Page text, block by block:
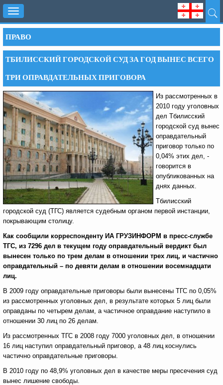
Toggle
navigation
ПРАВО
ТБИЛИССКИЙ ГОРОДСКОЙ СУД ЗА ГОД ВЫНЕС ВСЕГО
ТРИ ОПРАВДАТЕЛЬНЫХ ПРИГОВОРА
Из рассмотренных в
2010 году уголовных
дел Тбилисский
городской суд вынес
оправдательный
приговор только по
0,04% этих дел, -
говорится в
опубликованных на
днях данных.
Тбилисский
городской суд (ТГС) является судебным органом первой инстанции,
покрывающим столицу.
Как сообщили корреспонденту ИА ГРУЗИНФОРМ в пресс-службе
ТГС, из 7296 дел в текущем году оправдательный вердикт был
вынесен только по трем делам в отношении трех лиц, и частично
оправдательный – по девяти делам в отношении восемнадцати
лиц.
В 2009 году оправдательные приговоры были вынесены ТГС по 0,05%
из рассмотренных уголовных дел, в результате которых 5 лиц были
оправданы по четырем делам, а частичное оправдание наступило в
отношении 30 лиц по 26 делам.
Из рассмотренных ТГС в 2008 году 7000 уголовных дел, в отношении
16 лиц наступил оправдательный приговор, а 48 лиц коснулись
частично оправдательные приговоры.
В 2010 году по 48,9% уголовных дел в качестве меры пресечения суд
вынес лишение свободы.